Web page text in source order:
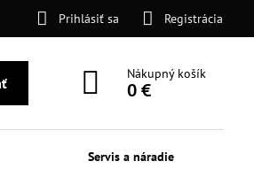
Prihlásiť sa Registrácia
Nákupný košík
0 €
Servis a náradie